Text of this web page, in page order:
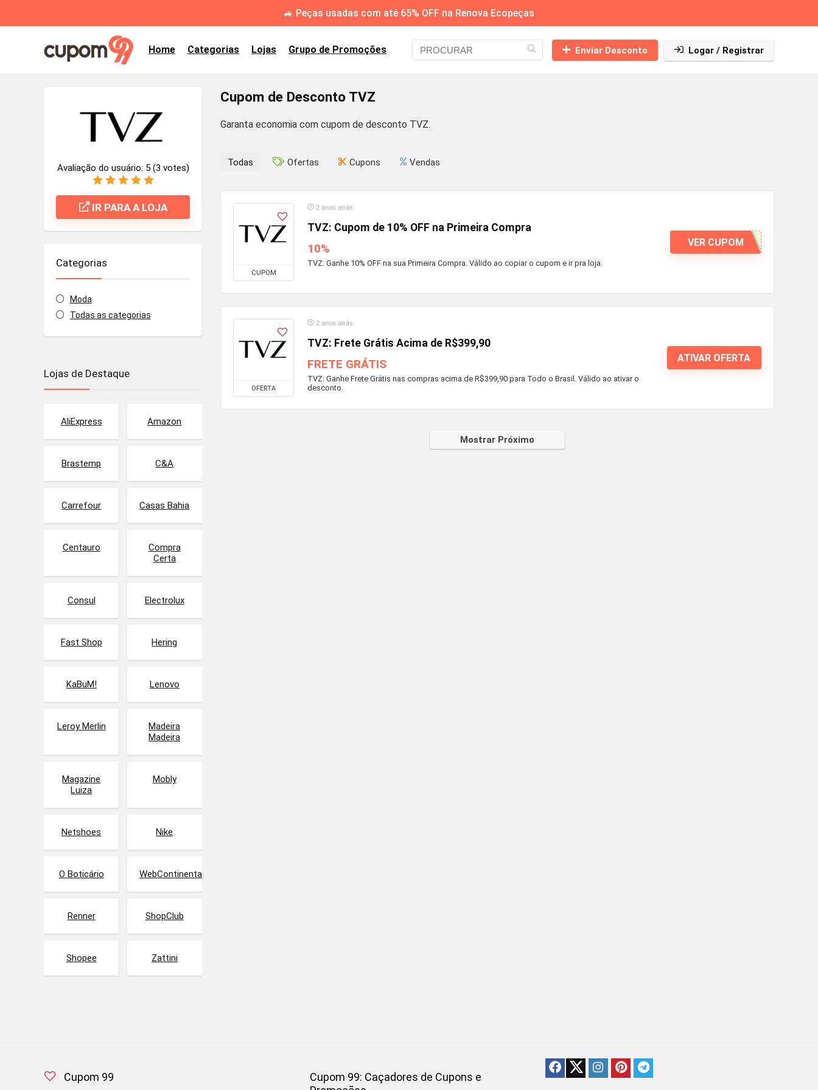
🚙 Peças usadas com até 65% OFF na Renova Ecopeças
Home Categorias Lojas Grupo de Promoções Enviar Desconto Logar / Registrar
Cupom de Desconto TVZ
Garanta economia com cupom de desconto TVZ.
Avaliação do usuário: 5 (3 votes)
IR PARA A LOJA
Categorias
Moda
Todas as categorias
Todas Ofertas Cupons Vendas
CUPOM
2 anos atrás
TVZ: Cupom de 10% OFF na Primeira Compra
10%
TVZ: Ganhe 10% OFF na sua Primeira Compra. Válido ao copiar o cupom e ir pra loja.
VER CUPOM
OFERTA
2 anos atrás
TVZ: Frete Grátis Acima de R$399,90
FRETE GRÁTIS
TVZ: Ganhe Frete Grátis nas compras acima de R$399,90 para Todo o Brasil. Válido ao ativar o
desconto.
ATIVAR OFERTA
Mostrar Próximo
Lojas de Destaque
AliExpress Amazon
Brastemp C&A
Carrefour Casas Bahia
Centauro
Compra
Certa
Consul Electrolux
Fast Shop Hering
KaBuM! Lenovo
Leroy Merlin
Madeira
Madeira
Magazine
Luiza
Mobly
Netshoes Nike
O Boticário WebContinental
Renner ShopClub
Shopee Zattini
Cupom 99
Cupom 99: Caçadores de Cupons e